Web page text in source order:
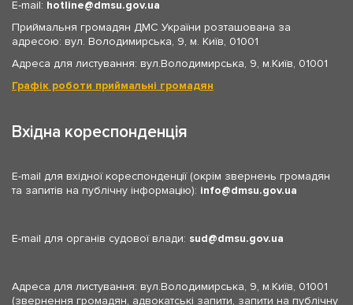
E-mail: hotline
dmsu.gov.ua
Приймальня громадян ДМС України розташована за
адресою: вул. Володимирська, 9, м. Київ, 01001
Адреса для листування: вул.Володимирська, 9, м.Київ, 01001
Графік роботи приймальні громадян
Вхідна кореспонденція
E-mail для вхідної кореспонденції (окрім звернень громадян
та запитів на публічну інформацію): info dmsu.gov.ua
E-mail для органів судової влади: sud dmsu.gov.ua
Адреса для листування: вул.Володимирська, 9, м.Київ, 01001
(звернення громадян, адвокатські запити, запити на публічну